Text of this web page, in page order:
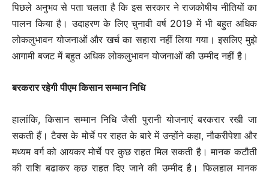
पिछले अनुभव से पता चलता है कि इस सरकार ने राजकोषीय नीतियों का
पालन किया है। उदाहरण के लिए चुनावी वर्ष 2019 में भी बहुत अधिक
लोकलुभावन योजनाओं और खर्च का सहारा नहीं लिया गया। इसलिए मुझे
आगामी बजट में बहुत अधिक लोकलुभावन योजनाओं की उम्मीद नहीं है।
बरकरार रहेगी पीएम किसान सम्मान निधि
हालांकि, किसान सम्मान निधि जैसी पुरानी योजनाएं बरकरार रखी जा
सकती हैं। टैक्स के मोर्चे पर राहत के बारे में उन्होंने कहा, नौकरीपेशा और
मध्यम वर्ग को आयकर मोर्चे पर कुछ राहत मिल सकती है। मानक कटौती
की राशि बढ़ाकर कुछ राहत दिए जाने की उम्मीद है। फिलहाल मानक